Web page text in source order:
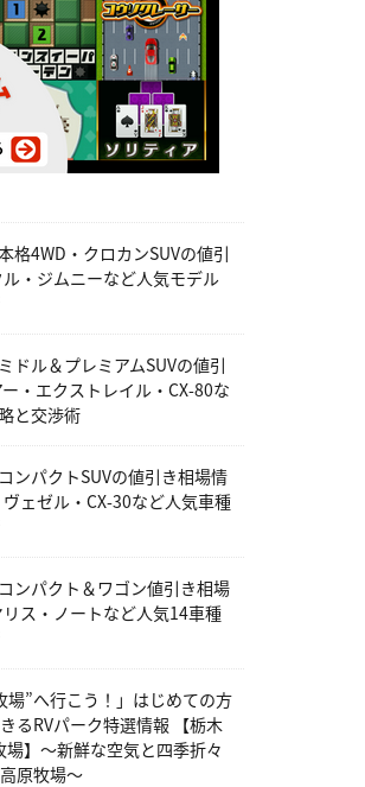
格4WD・クロカンSUVの値引
・ジムニーなど人気モデル
ドル＆プレミアムSUVの値引
・エクストレイル・CX-80な
と交渉術
ンパクトSUVの値引き相場情
ェゼル・CX-30など人気車種
ンパクト＆ワゴン値引き相場
ス・ノートなど人気14車種
場”へ行こう！」はじめての方
るRVパーク特選情報 【栃木
場】～新鮮な空気と四季折々
原牧場～